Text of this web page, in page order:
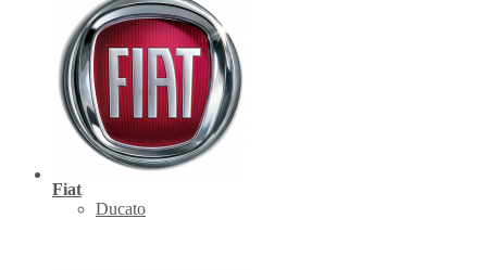
Fiat
Ducato